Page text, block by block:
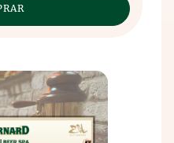
chinos y egipcios
beneficiosos de las
los antiguos
por error.
y se inventó el
del grano que
en vasijas de
y así se descubrió el